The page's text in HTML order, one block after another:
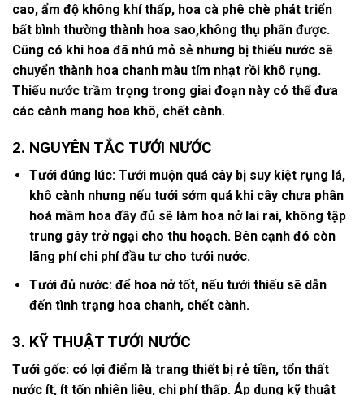
cao, ẩm độ không khí thấp, hoa cà phê chè phát triển
bất bình thường thành hoa sao,không thụ phấn được.
Cũng có khi hoa đã nhú mỏ sẻ nhưng bị thiếu nước sẽ
chuyển thành hoa chanh màu tím nhạt rồi khô rụng.
Thiếu nước trầm trọng trong giai đoạn này có thể đưa
các cành mang hoa khô, chết cành.
2. NGUYÊN TẮC TƯỚI NƯỚC
Tưới đúng lúc: Tưới muộn quá cây bị suy kiệt rụng lá,
khô cành nhưng nếu tưới sớm quá khi cây chưa phân
hoá mầm hoa đầy đủ sẽ làm hoa nở lai rai, không tập
trung gây trở ngại cho thu hoạch. Bên cạnh đó còn
lãng phí chi phí đầu tư cho tưới nước.
Tưới đủ nước: để hoa nở tốt, nếu tưới thiếu sẽ dẫn
đến tình trạng hoa chanh, chết cành.
3. KỸ THUẬT TƯỚI NƯỚC
Tưới gốc: có lợi điểm là trang thiết bị rẻ tiền, tổn thất
nước ít, ít tốn nhiên liệu, chi phí thấp. Áp dụng kỹ thuật